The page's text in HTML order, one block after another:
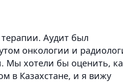
Аудит был
онкологии и
Мы хотели бы оценить,
в Казахстане, и я вижу